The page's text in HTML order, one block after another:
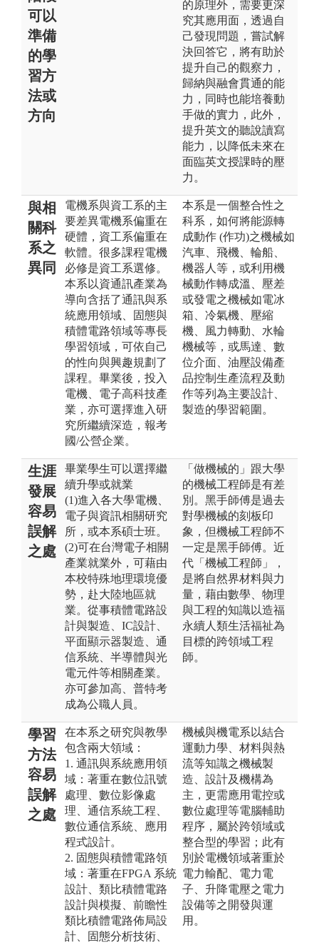
可以
準備
的學
習方
法或
方向
的原理外，需要更深
究其應用面，透過自
己發現問題，嘗試解
決回答它，將有助於
提升自己的觀察力，
歸納與融會貫通的能
力，同時也能培養動
手做的實力，此外，
提升英文的聽說讀寫
能力，以降低未來在
面臨英文授課時的壓
力。
與相
關科
系之
異同
電機系與資工系的主
要差異電機系偏重在
硬體，資工系偏重在
軟體。很多課程電機
必修是資工系選修。
本系以資通訊產業為
導向含括了通訊與系
統應用領域、固態與
積體電路領域等專長
學習領域，可依自己
的性向與興趣規劃了
課程。畢業後，投入
電機、電子高科技產
業，亦可選擇進入研
究所繼續深造，報考
國/公營企業。
本系是一個整合性之
科系，如何將能源轉
成動作 (作功)之機械如
汽車、飛機、輪船、
機器人等，或利用機
械動作轉成溫、壓差
或發電之機械如電冰
箱、冷氣機、壓縮
機、風力轉動、水輪
機械等，或馬達、數
位介面、油壓設備產
品控制生產流程及動
作等列為主要設計、
製造的學習範圍。
生涯
發展
容易
誤解
之處
畢業學生可以選擇繼
續升學或就業
(1)進入各大學電機、
電子與資訊相關研究
所，或本系碩士班。
(2)可在台灣電子相關
產業就業外，可藉由
本校特殊地理環境優
勢，赴大陸地區就
業。從事積體電路設
計與製造、IC設計、
平面顯示器製造、通
信系統、半導體與光
電元件等相關產業。
亦可參加高、普特考
成為公職人員。
「做機械的」跟大學
的機械工程師是有差
別。黑手師傅是過去
對學機械的刻板印
象，但機械工程師不
一定是黑手師傅。近
代「機械工程師」，
是將自然界材料與力
量，藉由數學、物理
與工程的知識以造福
永續人類生活福祉為
目標的跨領域工程
師。
學習
方法
容易
誤解
之處
在本系之研究與教學
包含兩大領域：
1. 通訊與系統應用領
域：著重在數位訊號
處理、數位影像處
理、通信系統工程、
數位通信系統、應用
程式設計。
2. 固態與積體電路領
域：著重在FPGA 系統
設計、類比積體電路
設計與模擬、前瞻性
類比積體電路佈局設
計、固態分析技術、
機械與機電系以結合
運動力學、材料與熱
流等知識之機械製
造、設計及機構為
主，更需應用電控或
數位處理等電腦輔助
程序，屬於跨領域或
整合型的學習；此有
別於電機領域著重於
電力輸配、電力電
子、升降電壓之電力
設備等之開發與運
用。